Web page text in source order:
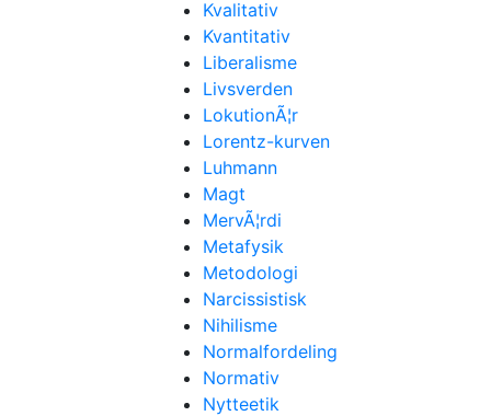
Kvalitativ
Kvantitativ
Liberalisme
Livsverden
LokutionÃ¦r
Lorentz-kurven
Luhmann
Magt
MervÃ¦rdi
Metafysik
Metodologi
Narcissistisk
Nihilisme
Normalfordeling
Normativ
Nytteetik